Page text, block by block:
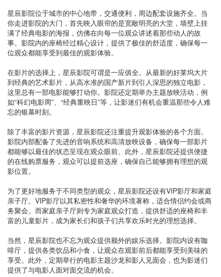
星辰影院位于城市的中心地带，交通便利，周边配套设施齐全。当
你走进影院的大门，首先映入眼帘的是宽敞明亮的大堂，墙壁上挂
满了经典电影的海报，仿佛在向每一位观众讲述着那些动人的故
事。影院内的座椅经过精心设计，提供了极佳的舒适度，确保每一
位观众都能享受到最佳的观影体验。
在影片的选择上，星辰影院可谓是一应俱全。从最新的好莱坞大片
到经典的艺术影片，从高水准的国产新片到引人深思的独立电影，
这里总有一部电影能够打动你。影院还定期举办主题放映活动，例
如“科幻电影周”、“经典重映日”等，让影迷们有机会重温那些令人难
忘的银幕时刻。
除了丰富的影片资源，星辰影院还注重提升观影体验的各个方面。
影院内部配备了先进的音响系统和高清放映设备，确保每一部影片
都能够以最佳的状态呈现在观众眼前。此外，星辰影院还提供便捷
的在线购票服务，观众可以提前选座，确保自己能够拥有理想的观
影位置。
为了更好地服务于不同类型的观众，星辰影院还设有VIP影厅和家庭
亲子厅。VIP影厅以其私密性和奢华的环境著称，适合情侣约会或商
务聚会。而家庭亲子厅则专为家庭观众打造，提供舒适的座椅和丰
富的儿童影片，成为家长们和孩子们共享欢乐时光的理想选择。
当然，星辰影院也不忘为观众提供额外的娱乐选择。影院内设有咖
啡厅，提供各类饮品和小食，让观众在观影前后都能享受到美味的
享受。此外，定期举行的电影主题沙龙和影人见面会，也为影迷们
提供了与电影人面对面交流的机会。